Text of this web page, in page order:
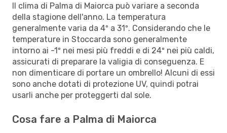
Il clima di Palma di Maiorca può variare a seconda
della stagione dell'anno. La temperatura
generalmente varia da 4º a 31º. Considerando che le
temperature in Stoccarda sono generalmente
intorno ai -1º nei mesi più freddi e di 24º nei più caldi,
assicurati di preparare la valigia di conseguenza. E
non dimenticare di portare un ombrello! Alcuni di essi
sono anche dotati di protezione UV, quindi potrai
usarli anche per proteggerti dal sole.
Cosa fare a Palma di Maiorca